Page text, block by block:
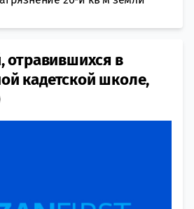
отравившихся в
кадетской школе,